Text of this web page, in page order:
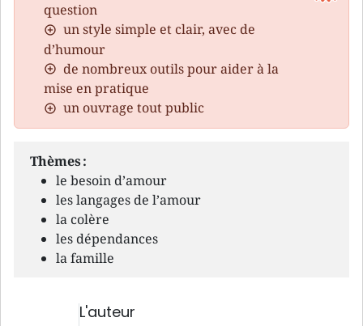
question
un style simple et clair, avec de
d’humour
de nombreux outils pour aider à la
mise en pratique
un ouvrage tout public
Thèmes :
le besoin d’amour
les langages de l’amour
la colère
les dépendances
la famille
L'auteur